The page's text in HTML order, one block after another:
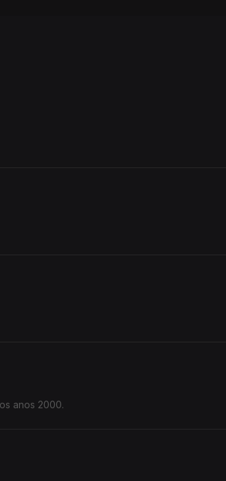
anos 2000.